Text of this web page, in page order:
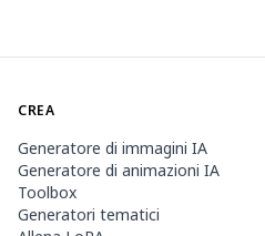
CREA
Generatore di immagini IA
Generatore di animazioni IA
Toolbox
Generatori tematici